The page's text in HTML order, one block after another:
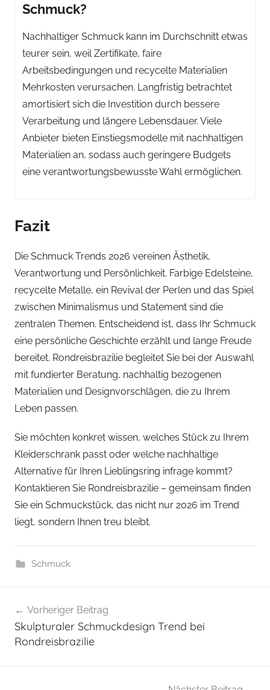
Schmuck?
Nachhaltiger Schmuck kann im Durchschnitt etwas
teurer sein, weil Zertifikate, faire
Arbeitsbedingungen und recycelte Materialien
Mehrkosten verursachen. Langfristig betrachtet
amortisiert sich die Investition durch bessere
Verarbeitung und längere Lebensdauer. Viele
Anbieter bieten Einstiegsmodelle mit nachhaltigen
Materialien an, sodass auch geringere Budgets
eine verantwortungsbewusste Wahl ermöglichen.
Fazit
Die Schmuck Trends 2026 vereinen Ästhetik,
Verantwortung und Persönlichkeit. Farbige Edelsteine,
recycelte Metalle, ein Revival der Perlen und das Spiel
zwischen Minimalismus und Statement sind die
zentralen Themen. Entscheidend ist, dass Ihr Schmuck
eine persönliche Geschichte erzählt und lange Freude
bereitet. Rondreisbrazilie begleitet Sie bei der Auswahl
mit fundierter Beratung, nachhaltig bezogenen
Materialien und Designvorschlägen, die zu Ihrem
Leben passen.
Sie möchten konkret wissen, welches Stück zu Ihrem
Kleiderschrank passt oder welche nachhaltige
Alternative für Ihren Lieblingsring infrage kommt?
Kontaktieren Sie Rondreisbrazilie – gemeinsam finden
Sie ein Schmuckstück, das nicht nur 2026 im Trend
liegt, sondern Ihnen treu bleibt.
Schmuck
Vorheriger Beitrag
Skulpturaler Schmuckdesign Trend bei
Rondreisbrazilie